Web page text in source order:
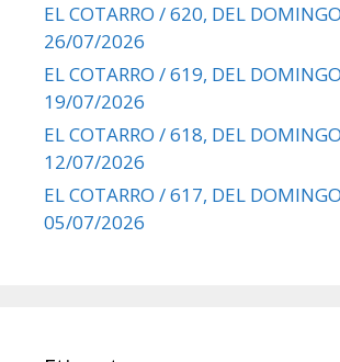
EL COTARRO / 620, DEL
26/07/2026
EL COTARRO / 619, DEL
19/07/2026
EL COTARRO / 618, DEL
12/07/2026
EL COTARRO / 617, DEL
05/07/2026